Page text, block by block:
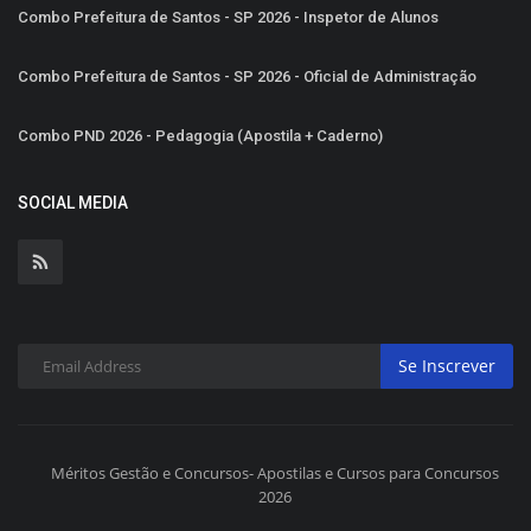
Combo Prefeitura de Santos - SP 2026 - Inspetor de Alunos
Combo Prefeitura de Santos - SP 2026 - Oficial de Administração
Combo PND 2026 - Pedagogia (Apostila + Caderno)
SOCIAL MEDIA
Se Inscrever
Méritos Gestão e Concursos- Apostilas e Cursos para Concursos
2026